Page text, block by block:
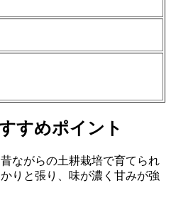
すめポイント
ながらの土耕栽培で育てられ
りと張り、味が濃く甘みが強